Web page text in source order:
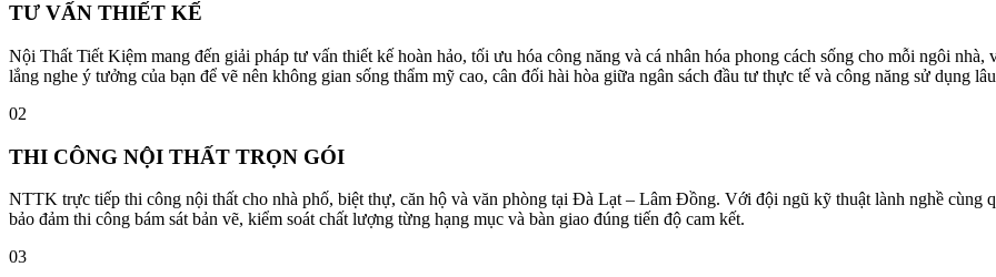
TƯ VẤN THIẾT KẾ
Nội Thất Tiết Kiệm mang đến giải pháp tư vấn thiết kế hoàn hảo, tối ưu hóa công năng và cá nhân hóa phong cách sống cho mỗi ngôi
lắng nghe ý tưởng của bạn để vẽ nên không gian sống thẩm mỹ cao, cân đối hài hòa giữa ngân sách đầu tư thực tế và công năng sử dụng
02
THI CÔNG NỘI THẤT TRỌN GÓI
NTTK trực tiếp thi công nội thất cho nhà phố, biệt thự, căn hộ và văn phòng tại Đà Lạt – Lâm Đồng. Với đội ngũ kỹ thuật lành nghề cùng
bảo đảm thi công bám sát bản vẽ, kiểm soát chất lượng từng hạng mục và bàn giao đúng tiến độ cam kết.
03